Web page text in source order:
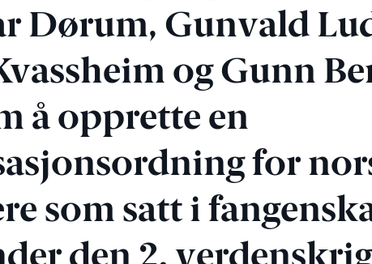
Dørum, Gunvald
og Gunn
å opprette en
for
som satt i